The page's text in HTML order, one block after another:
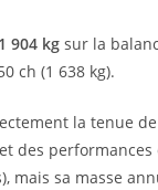
1 904 kg sur la
ch (1 638 kg).
la tenue
des
mais sa masse